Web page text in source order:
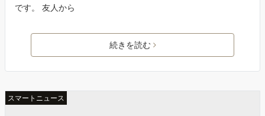
です。 友人から
続きを読む
スマートニュース